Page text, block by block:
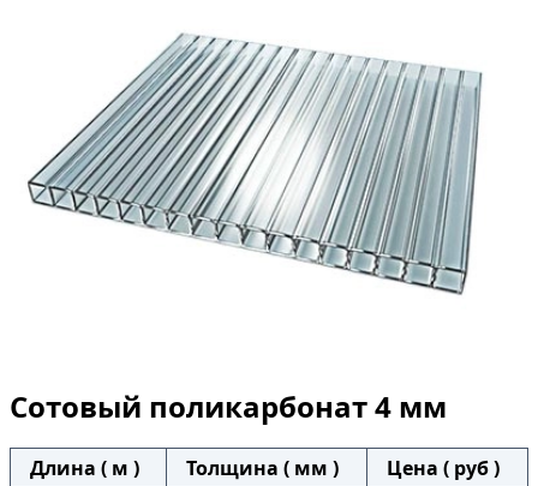
Сотовый поликарбонат 4 мм
Длина ( м ) Толщина ( мм )
Цена ( руб )